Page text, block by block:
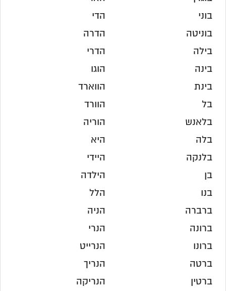
בוני
בוניטה
בילה
בינה
בינת
בל
בלאנש
בלה
בלנקה
בן
בנו
ברברה
ברונה
ברונו
ברטה
ברטין
הדי
הדרה
הדרי
הוגו
הווארד
הוורד
הוריה
היא
היידי
הילדה
הלל
הניה
הנרי
הנרייט
הנריך
הנריקה